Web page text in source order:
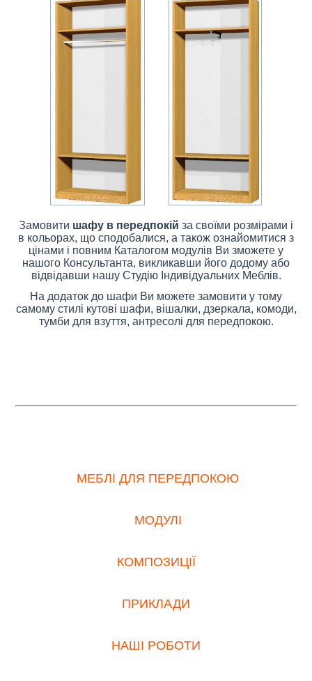
Замовити шафу в передпокій за своїми розмірами і
в кольорах, що сподобалися, а також ознайомитися з
цінами і повним Каталогом модулів Ви зможете у
нашого Консультанта, викликавши його додому або
відвідавши нашу Студію Індивідуальних Меблів.
На додаток до шафи Ви можете замовити у тому
самому стилі кутові шафи, вішалки, дзеркала, комоди,
тумби для взуття, антресолі для передпокою.
МЕБЛІ ДЛЯ ПЕРЕДПОКОЮ
МОДУЛІ
КОМПОЗИЦІЇ
ПРИКЛАДИ
НАШІ РОБОТИ